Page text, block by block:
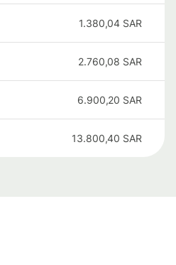
1.380,04 SAR
2.760,08 SAR
6.900,20 SAR
13.800,40 SAR